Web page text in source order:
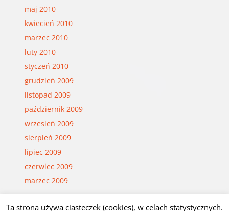
maj 2010
kwiecień 2010
marzec 2010
luty 2010
styczeń 2010
grudzień 2009
listopad 2009
październik 2009
wrzesień 2009
sierpień 2009
lipiec 2009
czerwiec 2009
marzec 2009
Ta strona używa ciasteczek (cookies), w celach statystycznych.